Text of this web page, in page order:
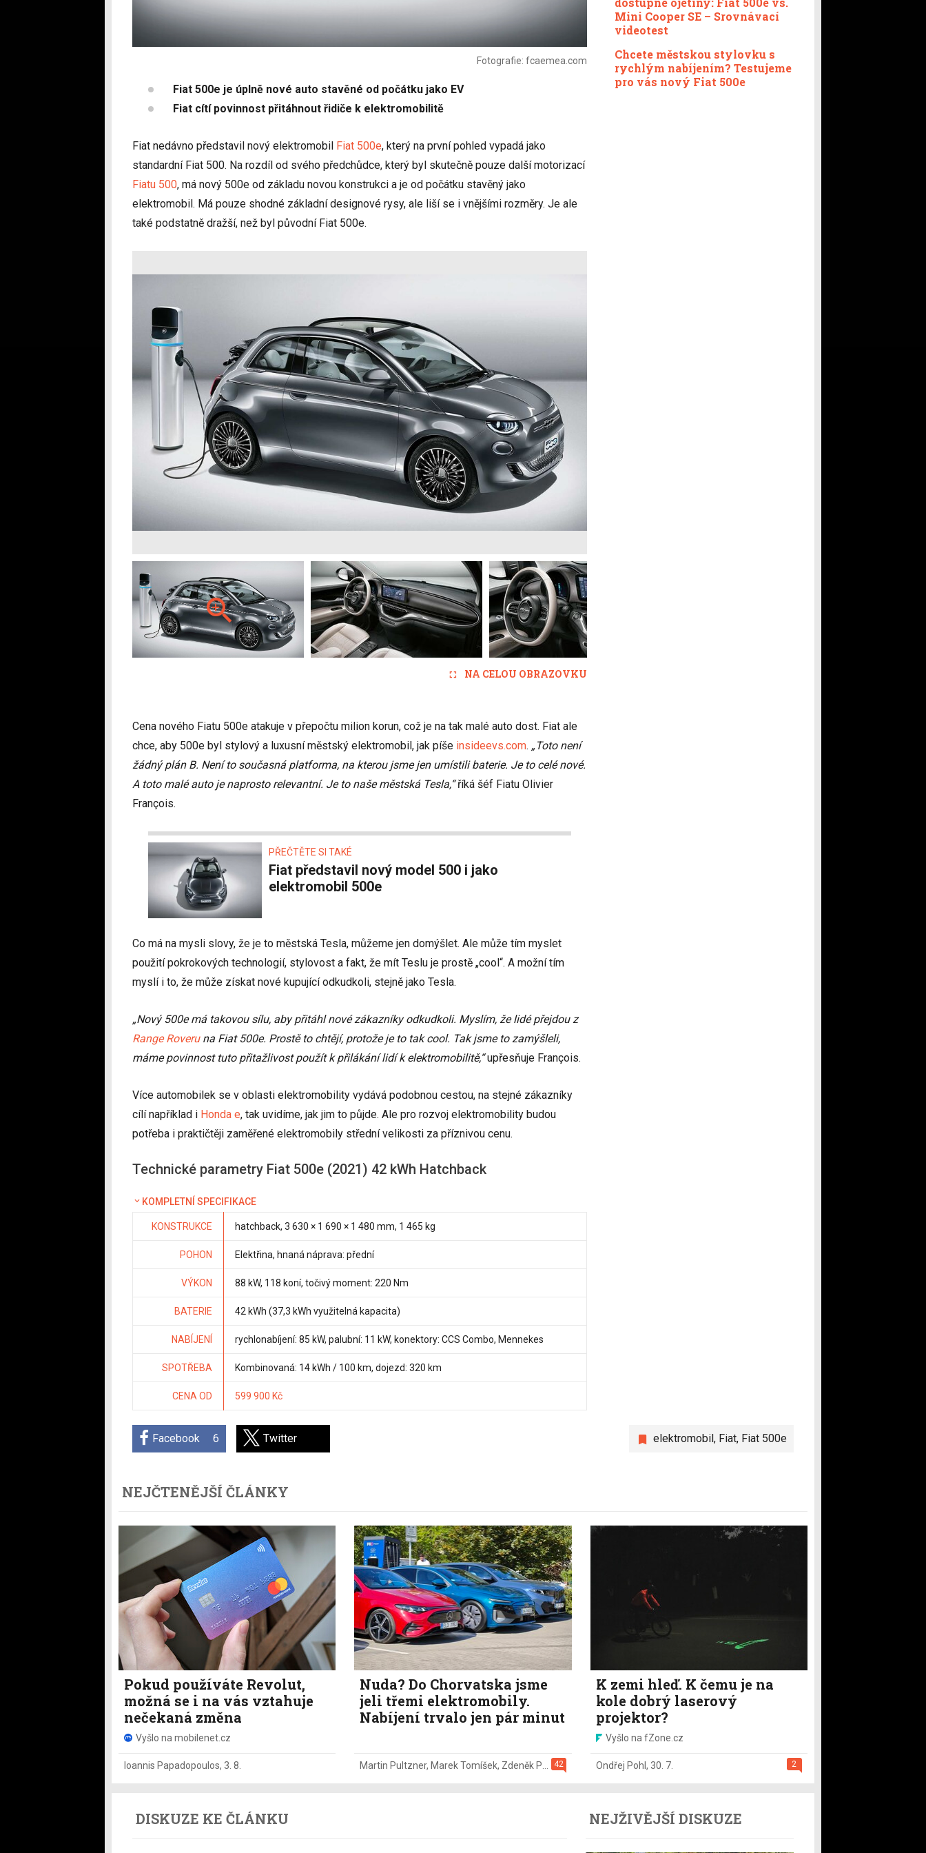
Fotografie: fcaemea.com
Fiat 500e je úplně nové auto stavěné od počátku jako EV
Fiat cítí povinnost přitáhnout řidiče k elektromobilitě
Fiat nedávno představil nový elektromobil Fiat 500e, který na první pohled vypadá jako
standardní Fiat 500. Na rozdíl od svého předchůdce, který byl skutečně pouze další motorizací
Fiatu 500, má nový 500e od základu novou konstrukci a je od počátku stavěný jako
elektromobil. Má pouze shodné základní designové rysy, ale liší se i vnějšími rozměry. Je ale
také podstatně dražší, než byl původní Fiat 500e.
NA CELOU OBRAZOVKU
Cena nového Fiatu 500e atakuje v přepočtu milion korun, což je na tak malé auto dost. Fiat ale
chce, aby 500e byl stylový a luxusní městský elektromobil, jak píše insideevs.com. „Toto není
žádný plán B. Není to současná platforma, na kterou jsme jen umístili baterie. Je to celé nové.
A toto malé auto je naprosto relevantní. Je to naše městská Tesla,“říká šéf Fiatu Olivier
François.
PŘEČTĚTE SI TAKÉ
Fiat představil nový model 500 i jako
elektromobil 500e
Co má na mysli slovy, že je to městská Tesla, můžeme jen domýšlet. Ale může tím myslet
použití pokrokových technologií, stylovost a fakt, že mít Teslu je prostě „cool“. A možní tím
myslí i to, že může získat nové kupující odkudkoli, stejně jako Tesla.
„Nový 500e má takovou sílu, aby přitáhl nové zákazníky odkudkoli. Myslím, že lidé přejdou z
Range Roveruna Fiat 500e. Prostě to chtějí, protože je to tak cool. Tak jsme to zamýšleli,
máme povinnost tuto přitažlivost použít k přilákání lidí k elektromobilitě,“upřesňuje François.
Více automobilek se v oblasti elektromobility vydává podobnou cestou, na stejné zákazníky
cílí například i Honda e, tak uvidíme, jak jim to půjde. Ale pro rozvoj elektromobility budou
potřeba i praktičtěji zaměřené elektromobily střední velikosti za příznivou cenu.
Technické parametry Fiat 500e (2021) 42 kWh Hatchback
KOMPLETNÍ SPECIFIKACE
KONSTRUKCE hatchback, 3 630 × 1 690 × 1 480 mm, 1 465 kg
POHON Elektřina, hnaná náprava: přední
VÝKON 88 kW, 118 koní, točivý moment: 220 Nm
BATERIE 42 kWh (37,3 kWh využitelná kapacita)
NABÍJENÍ rychlonabíjení: 85 kW, palubní: 11 kW, konektory: CCS Combo, Mennekes
SPOTŘEBA Kombinovaná: 14 kWh / 100 km, dojezd: 320 km
CENA OD 599 900 Kč
elektromobil, Fiat, Fiat 500e
Facebook 6 Twitter
Mini Cooper SE – Srovnávací
videotest
Chcete městskou stylovku s
rychlým nabíjením? Testujeme
pro vás nový Fiat 500e
NEJČTENĚJŠÍ ČLÁNKY
Pokud používáte Revolut,
možná se i na vás vztahuje
nečekaná změna
Vyšlo na mobilenet.cz
Ioannis Papadopoulos, 3. 8.
Nuda? Do Chorvatska jsme
jeli třemi elektromobily.
Nabíjení trvalo jen pár minut
42
Martin Pultzner, Marek Tomíšek, Zdeněk Pečený
K zemi hleď. K čemu je na
kole dobrý laserový
projektor?
Vyšlo na fZone.cz
2
Ondřej Pohl , 30. 7.
DISKUZE KE ČLÁNKU NEJŽIVĚJŠÍ DISKUZE